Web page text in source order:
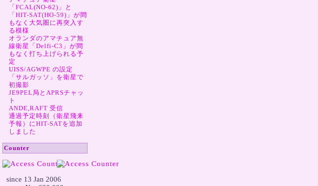
「FCAL(NO-62)」と
「HIT-SAT(HO-59)」が間
もなく大気圏に再突入す
る模様
オランダのアマチュア無
線衛星「Delfi-C3」が間
もなく打ち上げられる予
定
UISS/AGWPE の設定
「サルガッソ」を衛星で
初撮影
JE9PEL局とAPRSチャッ
ト
ANDE,RAFT 受信
通過予定時刻（衛星飛来
予報）にHIT-SATを追加
しました
Counter
  since 13 Jan 2006